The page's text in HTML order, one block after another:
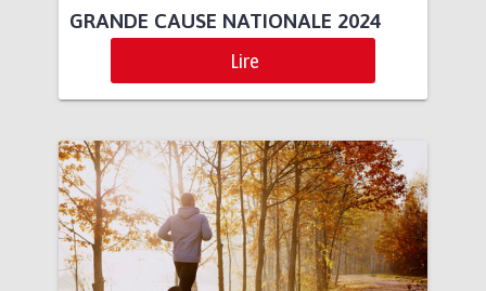
GRANDE CAUSE NATIONALE 2024
Lire